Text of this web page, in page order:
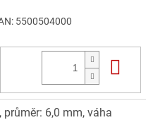
5500504000
6,0 mm, váha